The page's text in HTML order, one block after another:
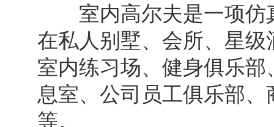
室内高尔夫是一项仿
在私人别墅、会所、星
室内练习场、健身俱乐
息室、公司员工俱乐部
等。